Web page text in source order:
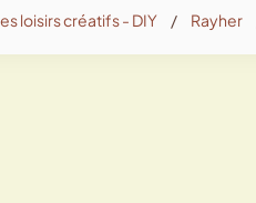
loisirs créatifs - DIY / Rayher